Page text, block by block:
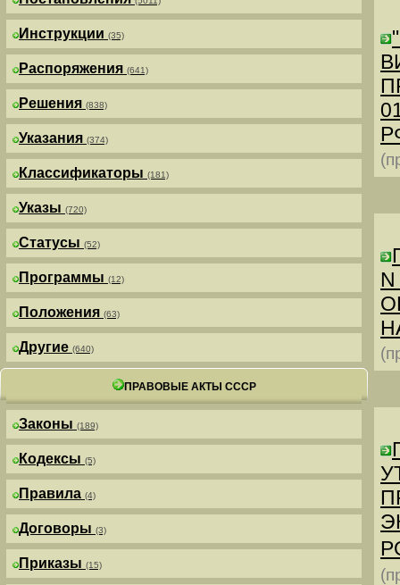
Инструкции (35)
Распоряжения (641)
Решения (838)
Указания (374)
Классификаторы (181)
Указы (720)
Статусы (52)
Программы (12)
Положения (63)
Другие (640)
ПРАВОВЫЕ АКТЫ СССР
Законы (189)
Кодексы (5)
Правила (4)
Договоры (3)
Приказы (15)